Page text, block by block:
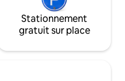
Stationnement
gratuit sur place